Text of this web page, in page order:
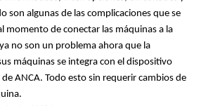
son algunas de las complicaciones que se
momento de conectar las máquinas a la
no son un problema ahora que la
máquinas se integra con el dispositivo
de ANCA. Todo esto sin requerir cambios de